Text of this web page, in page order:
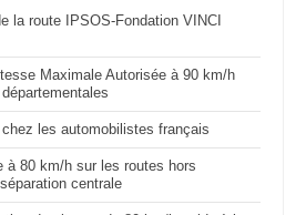
la route IPSOS-Fondation VINCI
Maximale Autorisée à 90 km/h
les automobilistes français
à 80 km/h sur les routes hors
centrale